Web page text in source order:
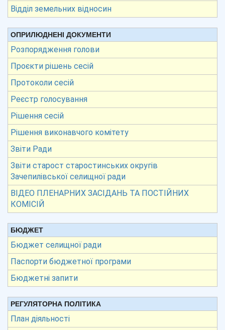
Відділ земельних відносин
ОПРИЛЮДНЕНІ ДОКУМЕНТИ
Розпорядження голови
Проєкти рішень сесій
Протоколи сесій
Реєстр голосування
Рішення сесій
Рішення виконавчого комітету
Звіти Ради
Звіти старост старостинських округів
Зачепилівської селищної ради
ВІДЕО ПЛЕНАРНИХ ЗАСІДАНЬ ТА ПОСТІЙНИХ
КОМІСІЙ
БЮДЖЕТ
Бюджет селищної ради
Паспорти бюджетної програми
Бюджетні запити
РЕГУЛЯТОРНА ПОЛІТИКА
План діяльності